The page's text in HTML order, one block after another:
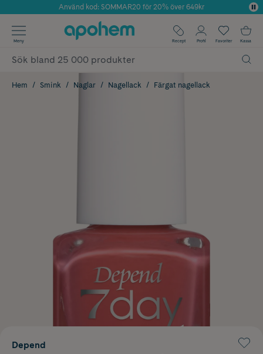
Årets Butik 2025 inom Skönhet
Använd kod: SOMMAR20 för 20% över 649kr
✓ Fri frakt
✓ Poäng på alla köp*
Meny Recept Profil Favoriter Kassa
Hem Smink Naglar Nagellack Färgat nagellack
Depend